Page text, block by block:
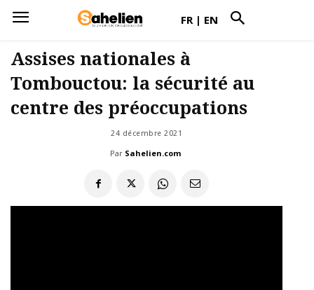
FR | EN
Assises nationales à
Tombouctou: la sécurité au
centre des préoccupations
24 décembre 2021
Par Sahelien.com